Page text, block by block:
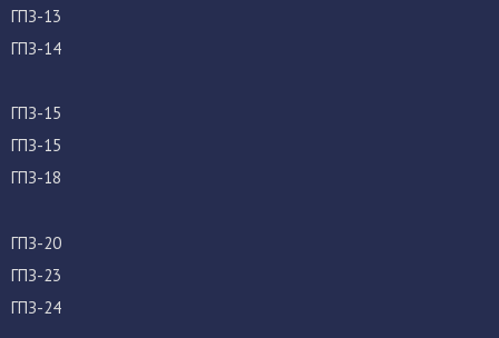
ГПЗ-13
ГПЗ-14
ГПЗ-15
ГПЗ-15
ГПЗ-18
ГПЗ-20
ГПЗ-23
ГПЗ-24